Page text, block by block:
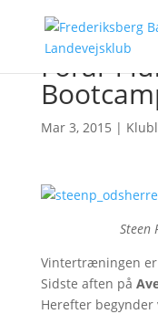
Forår i
Mar 3, 2015 |
Steen
Vintertræningen er
Sidste aften på
Herefter